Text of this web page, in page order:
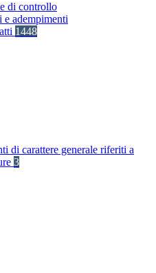
di controllo
adempimenti
1448
di carattere generale riferiti a
3